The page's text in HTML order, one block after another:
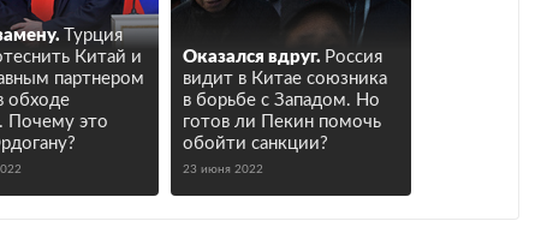
Турция
Китай и
партнером
обходе
Почему это
Оказался вдруг. Россия
видит в Китае союзника
в борьбе с Западом. Но
готов ли Пекин помочь
обойти санкции?
23 июня 2022